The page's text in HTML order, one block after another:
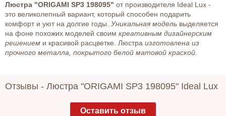
Люстра "ORIGAMI SP3 198095" от производителя Ideal Lux -
это великолепный вариант, который способен подарить
комфорт и уют на долгие годы. Уникальная модель выделяется
на фоне похожих моделей своим креативным дизайнерским
решением и красивой расцветке. Люстра изготовлена из
прочного металла, покрытого белой матовой краской.
Отзывы - Люстра "ORIGAMI SP3 198095" Ideal Lux
Оставить отзыв